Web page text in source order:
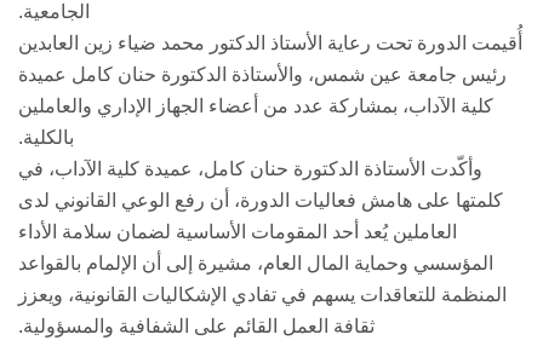
الجامعية.
أُقيمت الدورة تحت رعاية الأستاذ الدكتور محمد ضياء زين العابدين
رئيس جامعة عين شمس، والأستاذة الدكتورة حنان كامل عميدة
كلية الآداب، بمشاركة عدد من أعضاء الجهاز الإداري والعاملين
بالكلية.
وأكّدت الأستاذة الدكتورة حنان كامل، عميدة كلية الآداب، في
كلمتها على هامش فعاليات الدورة، أن رفع الوعي القانوني لدى
العاملين يُعد أحد المقومات الأساسية لضمان سلامة الأداء
المؤسسي وحماية المال العام، مشيرة إلى أن الإلمام بالقواعد
المنظمة للتعاقدات يسهم في تفادي الإشكاليات القانونية، ويعزز
ثقافة العمل القائم على الشفافية والمسؤولية.